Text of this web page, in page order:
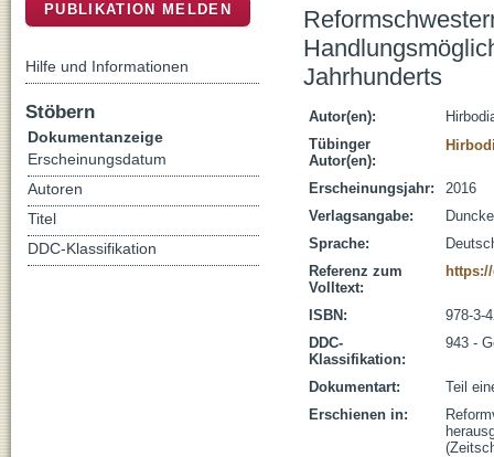
Jahrhunderts
Autor(en):
Tübinger
Autor(en):
Erscheinungsjahr:
2016
Verlagsangabe:
Sprache:
Referenz zum
Volltext:
ISBN:
978-3-
DDC-
Klassifikation:
943 -
Dokumentart:
Teil
Erschienen in:
PUBLIKATION MELDEN
Hilfe und Informationen
Stöbern
Dokumentanzeige
Erscheinungsdatum
Autoren
Titel
DDC-Klassifikation